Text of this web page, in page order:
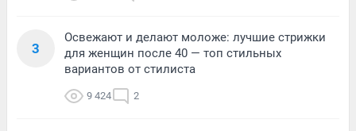
3
Освежают и делают моложе: лучшие стрижки
для женщин после 40 — топ стильных
вариантов от стилиста
9 424 2